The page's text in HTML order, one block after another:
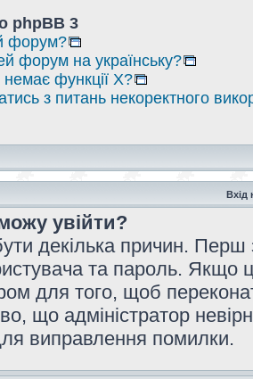
phpBB 3
форум?
форум на українську?
функції X?
з питань некоректного
Вхід
увійти?
декілька причин. Перш
та пароль. Якщо
для того, щоб
що адміністратор
виправлення помилки.